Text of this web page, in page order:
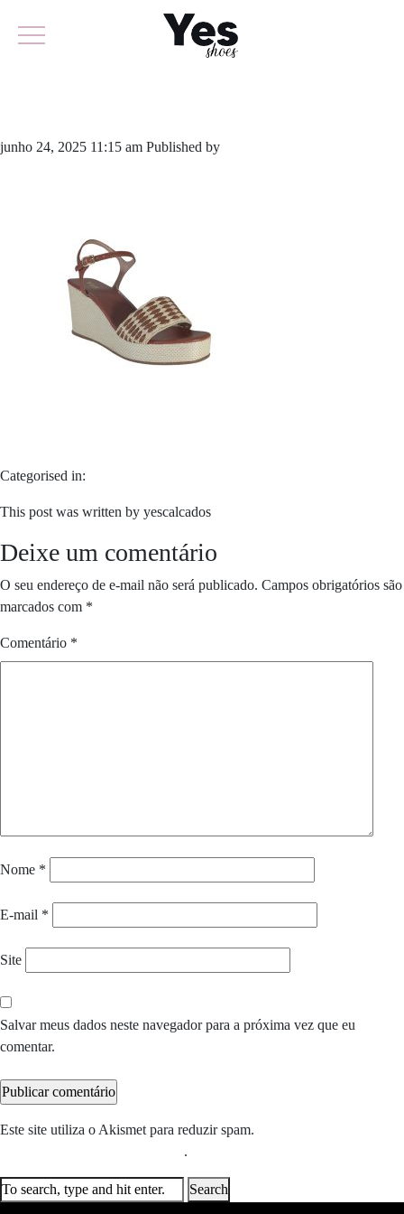
junho 24, 2025 11:15 am Published by
Categorised in:
This post was written by yescalcados
Deixe um comentário
O seu endereço de e-mail não será publicado. Campos obrigatórios são
marcados com *
Comentário *
Nome *
E-mail *
Site
Salvar meus dados neste navegador para a próxima vez que eu
comentar.
Este site utiliza o Akismet para reduzir spam.
.
Search